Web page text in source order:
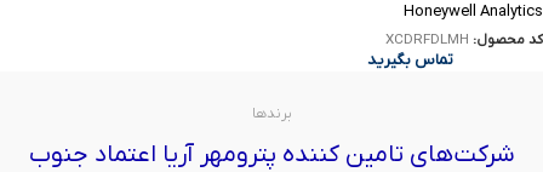
Honeywell Analytics
کد محصول: XCDRFDLMH
تماس بگیرید
برندها
شرکت‌های تامین کننده پترومهر آریا اعتماد جنوب